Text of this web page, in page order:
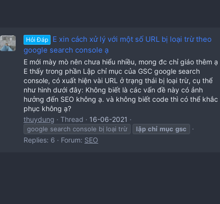
Hỏi Đáp
E xin cách xử lý với một số URL bị loại trừ theo
google search console ạ
E mới mày mò nên chưa hiểu nhiều, mong đc chỉ giáo thêm ạ
E thấy trong phần Lập chỉ mục của GSC google search
console, có xuất hiện vài URL ở trạng thái bị loại trừ, cụ thể
như hình dưới đây: Không biết là các vấn đề này có ảnh
hưởng đến SEO không ạ. và không biết code thì có thể khắc
phục không ạ?
thuydung
Thread 16-06-2021
google search console bị loại trừ lập chỉ mục gsc
Replies: 6 Forum: SEO